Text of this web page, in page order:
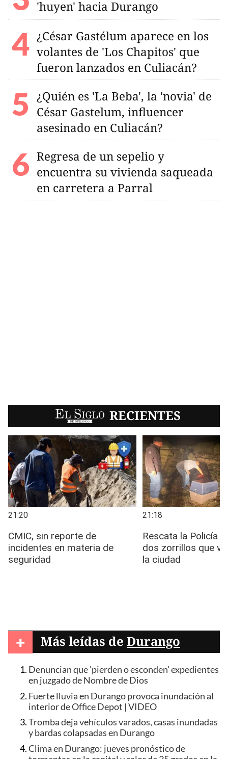
'huyen' hacia Durango
¿César Gastélum aparece en los
volantes de 'Los Chapitos' que
fueron lanzados en Culiacán?
¿Quién es 'La Beba', la 'novia' de
César Gastelum, influencer
asesinado en Culiacán?
Regresa de un sepelio y
encuentra su vivienda saqueada
en carretera a Parral
EL SIGLO RECIENTES
+ Más leídas de Durango
Denuncian que 'pierden o esconden' expedientes
en juzgado de Nombre de Dios
Fuerte lluvia en Durango provoca inundación al
interior de Office Depot | VIDEO
Tromba deja vehículos varados, casas inundadas
y bardas colapsadas en Durango
Clima en Durango: jueves pronóstico de